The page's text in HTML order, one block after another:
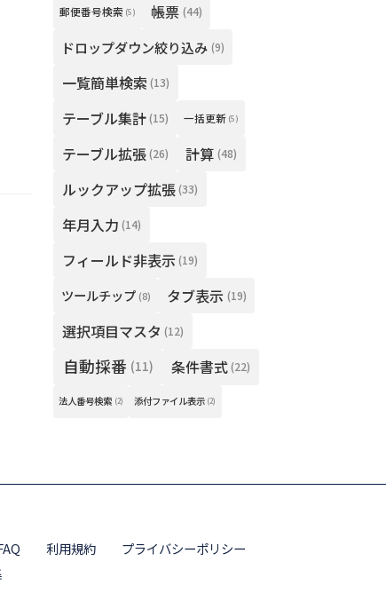
郵便番号検索 (5) 帳票 (44)
ドロップダウン絞り込み (9)
一覧簡単検索 (13)
テーブル集計 (15) 一括更新 (5)
テーブル拡張 (26) 計算 (48)
ルックアップ拡張 (33)
年月入力 (14)
フィールド非表示 (19)
ツールチップ (8) タブ表示 (19)
選択項目マスタ (12)
自動採番 (11) 条件書式 (22)
法人番号検索 (2) 添付ファイル表示 (2)
利用規約
プライバシーポリシー